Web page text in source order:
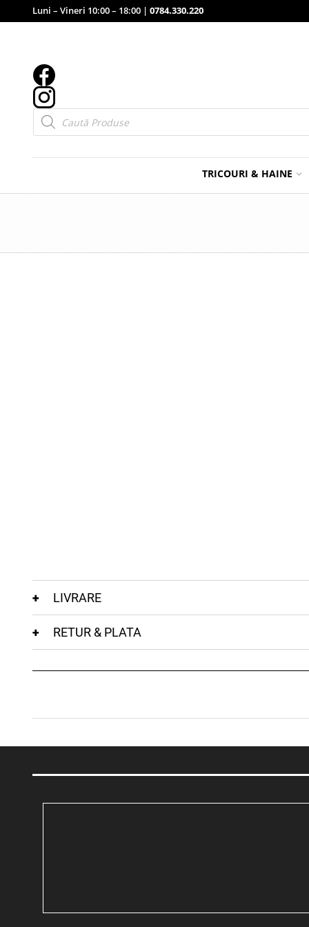
Luni – Vineri 10:00 – 18:00 | 0784.330.220
Products
search
TRICOURI & HAINE
LIVRARE
RETUR & PLATA